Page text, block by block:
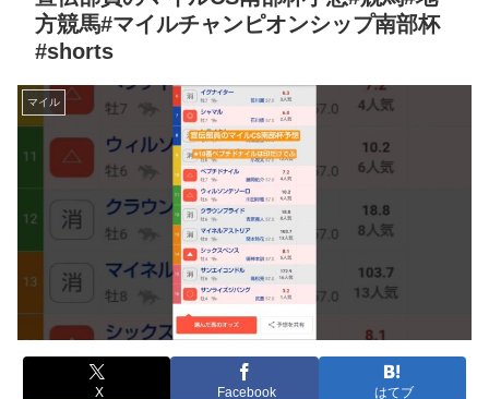
方競馬#マイルチャンピオンシップ南部杯
#shorts
マイル
X Facebook はてブ